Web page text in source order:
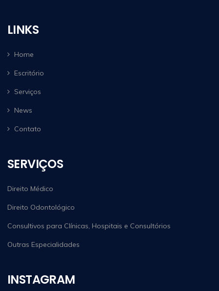
LINKS
Home
Escritório
Serviços
News
Contato
SERVIÇOS
Direito Médico
Direito Odontológico
Consultivos para Clínicas, Hospitais e Consultórios
Outras Especialidades
INSTAGRAM